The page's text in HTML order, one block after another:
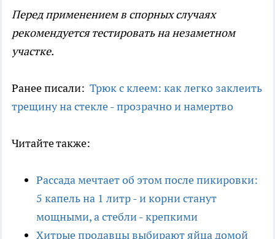
Перед применением в спорных случаях
рекомендуется тестировать на незаметном
участке.
Ранее писали: Трюк с клеем: как легко заклеить
трещину на стекле - прозрачно и намертво
Читайте также:
Рассада мечтает об этом после пикировки:
5 капель на 1 литр - и корни станут
мощными, а стебли - крепкими
Хитрые продавцы выбирают яйца домой